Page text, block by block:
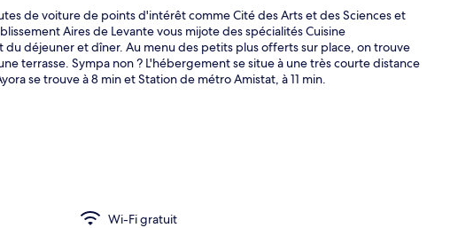
Minibar,
de voiture de points d'intérêt comme Cité des Arts et des Sciences et
Aires de Levante vous mijote des spécialités Cuisine
déjeuner et dîner. Au menu des petits plus offerts sur place, on trouve
terrasse. Sympa non ? L'hébergement se situe à une très courte distance
se trouve à 8 min et Station de métro Amistat, à 11 min.
Wi-Fi gratuit